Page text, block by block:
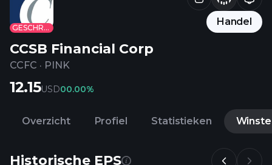
GESCHRAPT
Handel
CCSB Financial Corp
CCFC · PINK
12.15USD00.00%
Overzicht Profiel Statistieken
Historische EPS